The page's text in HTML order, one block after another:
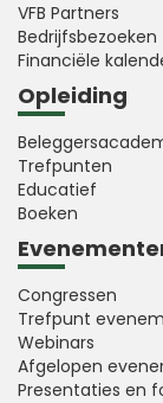
VFB Partners
Bedrijfsbezoeken
Financiële
Opleiding
Trefpunten
Educatief
Boeken
Congressen
Trefpunt
Webinars
Afgelopen
Presentaties en